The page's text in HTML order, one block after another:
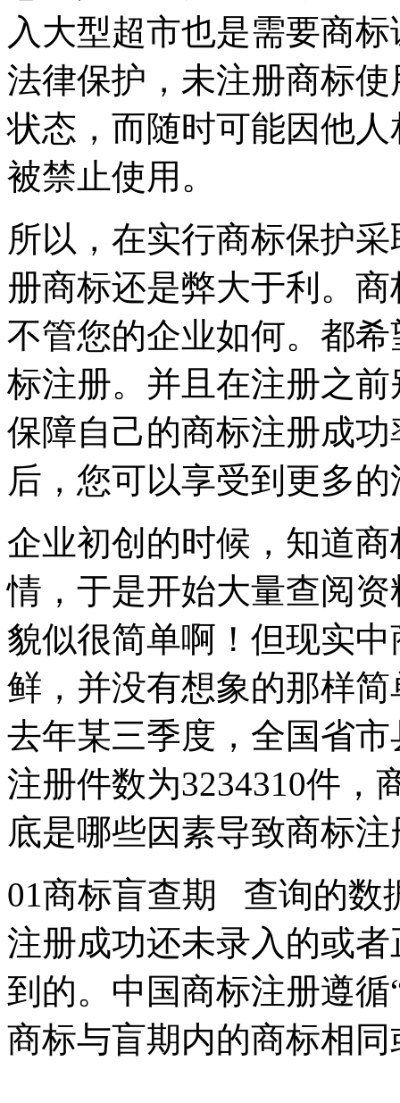
入大型超市也是需要商
法律保护，未注册商标
状态，而随时可能因他
被禁止使用。
所以，在实行商标保护
册商标还是弊大于利。
不管您的企业如何。都
标注册。并且在注册之
保障自己的商标注册成
后，您可以享受到更多
企业初创的时候，知道
情，于是开始大量查阅
貌似很简单啊！但现实
鲜，并没有想象的那样
去年某三季度，全国省
注册件数为3234310件，
底是哪些因素导致商
01商标盲查期 查询的数
注册成功还未录入的或
到的。中国商标注册遵
商标与盲期内的商标相